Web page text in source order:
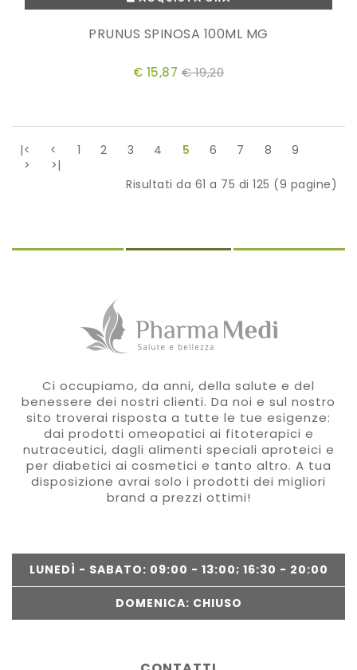
PRUNUS SPINOSA 100ML MG
€ 15,87 € 19,20
|< < 1 2 3 4 5 6 7 8
9
>
>|
Risultati da 61 a 75 di 125 (9 pagine)
Ci occupiamo, da anni, della salute e del
benessere dei nostri clienti. Da noi e sul nostro
sito troverai risposta a tutte le tue esigenze:
dai prodotti omeopatici ai fitoterapici e
nutraceutici, dagli alimenti speciali aproteici e
per diabetici ai cosmetici e tanto altro. A tua
disposizione avrai solo i prodotti dei migliori
brand a prezzi ottimi!
LUNEDÌ - SABATO: 09:00 - 13:00; 16:30 - 20:00
DOMENICA: CHIUSO